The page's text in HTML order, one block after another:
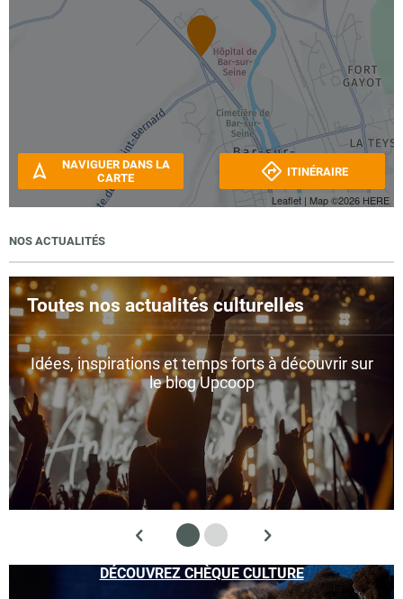
Leaflet | Map ©2026 HERE
NAVIGUER DANS LA
CARTE
ITINÉRAIRE
NOS ACTUALITÉS
Toutes nos actualités culturelles
Idées, inspirations et temps forts à découvrir sur
le blog Upcoop
DÉCOUVREZ CHÈQUE CULTURE